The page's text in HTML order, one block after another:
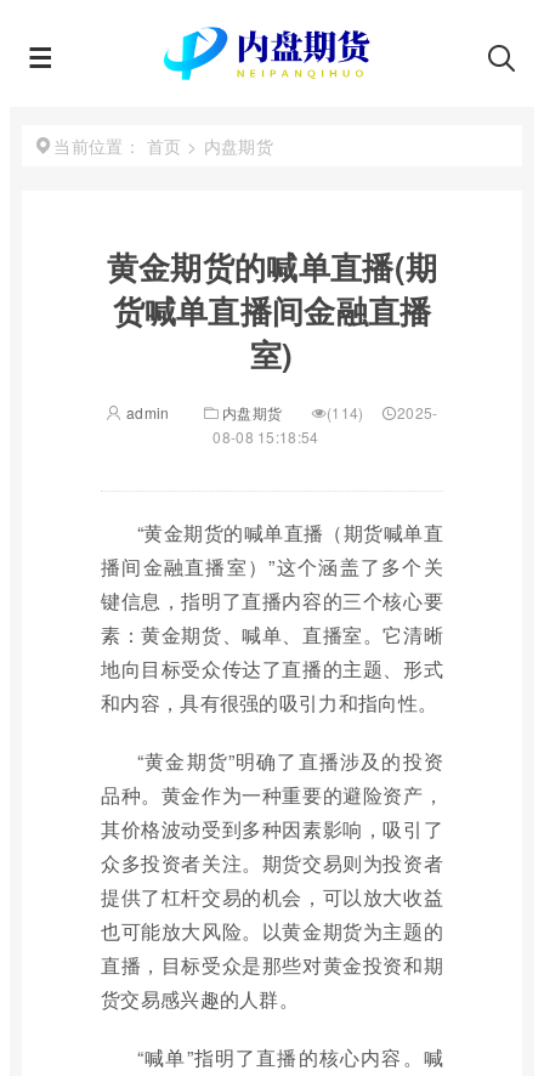
当前位置： 首页 > 内盘期货
黄金期货的喊单直播(期
货喊单直播间金融直播
室)
admin 内盘期货 (114)
2025-
08-08 15:18:54
“黄金期货的喊单直播（期货喊单直
播间金融直播室）”这个涵盖了多个关
键信息，指明了直播内容的三个核心要
素：黄金期货、喊单、直播室。它清晰
地向目标受众传达了直播的主题、形式
和内容，具有很强的吸引力和指向性。
“黄金期货”明确了直播涉及的投资
品种。黄金作为一种重要的避险资产，
其价格波动受到多种因素影响，吸引了
众多投资者关注。期货交易则为投资者
提供了杠杆交易的机会，可以放大收益
也可能放大风险。以黄金期货为主题的
直播，目标受众是那些对黄金投资和期
货交易感兴趣的人群。
“喊单”指明了直播的核心内容。喊